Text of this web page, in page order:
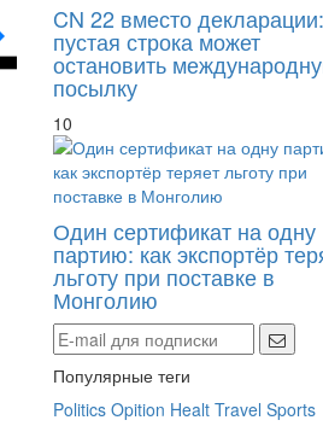
CN 22 вместо декларации:
пустая строка может
остановить
посылку
10
Один сертификат на одну
партию: как экспортёр
льготу при поставке в
Монголию
Популярные теги
Politics Opition Healt Travel Sports